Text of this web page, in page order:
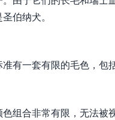
伯纳犬。
有一套有限的毛色，包
组合非常有限，无法被